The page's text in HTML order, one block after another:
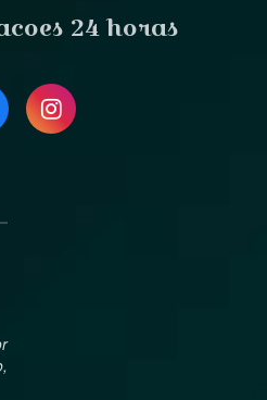
24 horas